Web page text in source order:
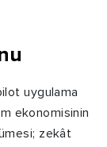
uygulama
ekonomisinin
zekât